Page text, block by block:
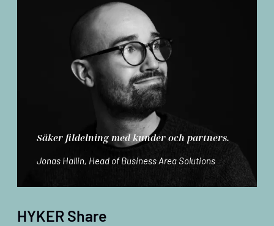
Säker fildelning med kunder och partners.
Jonas Hallin, Head of Business Area Solutions
HYKER Share